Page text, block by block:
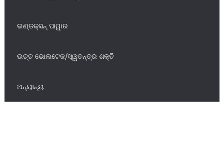
ଇଣ୍ଡକ୍ସନ୍ ପାୱାର
ଉଚ୍ଚ ଭୋଲଟେଜ/ସ୍ୱତନ୍ତ୍ର ଶକ୍ତି
ଅନ୍ୟାନ୍ୟ